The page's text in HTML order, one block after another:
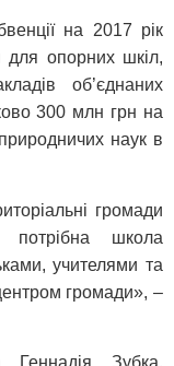
на 2017 рік
опорних шкіл,
об’єднаних
300 млн грн на
наук в
громади
потрібна школа
учителями та
громади», –